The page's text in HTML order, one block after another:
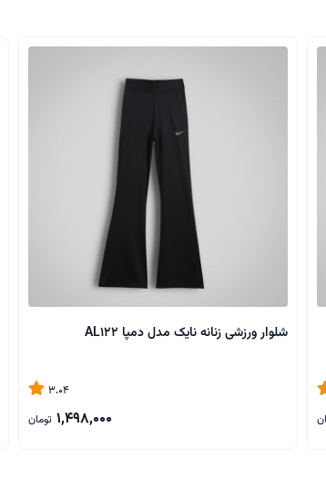
شلوار ورزشی زنانه نایک مدل دمپا AL122
3.04
1,498,000 تومان